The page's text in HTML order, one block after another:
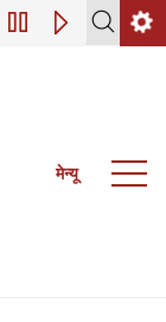
डिजिटल परिवर्तन
मेन्यू